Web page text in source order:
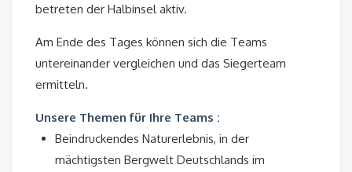
betreten der Halbinsel aktiv.
Am Ende des Tages können sich die Teams
untereinander vergleichen und das Siegerteam
ermitteln.
Unsere Themen für Ihre Teams :
Beindruckendes Naturerlebnis, in der
mächtigsten Bergwelt Deutschlands im